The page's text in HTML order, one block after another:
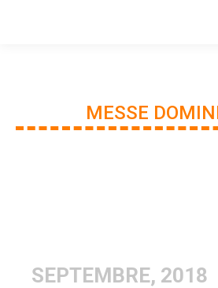
MESSE
SEPTEMBRE, 2018